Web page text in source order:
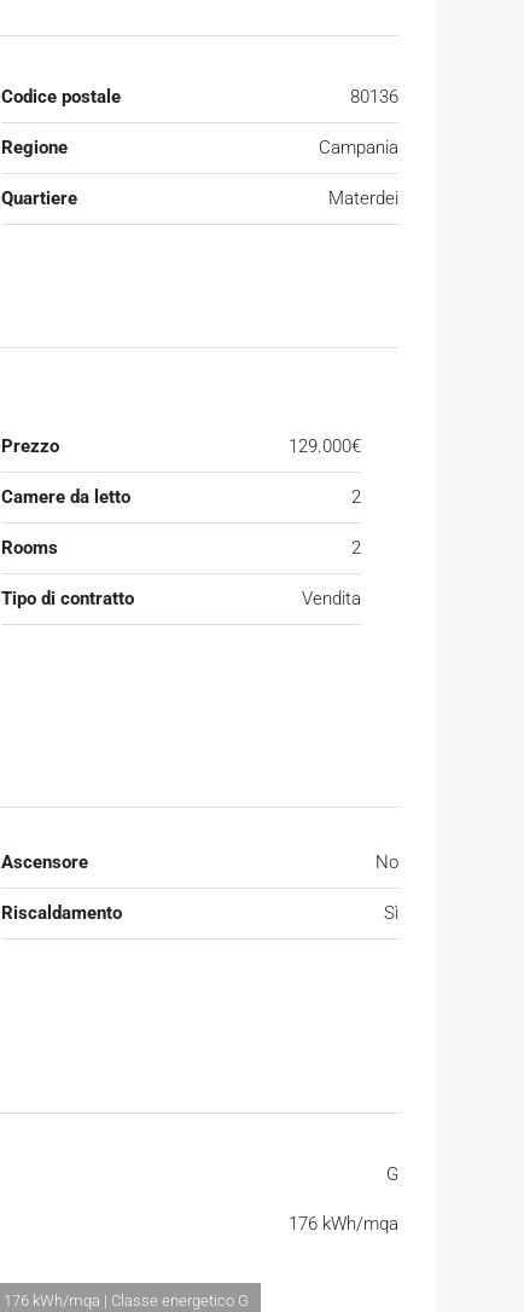
Codice postale 80136
Regione Campania
Quartiere Materdei
Prezzo 129.000€
Camere da letto 2
Rooms 2
Tipo di contratto Vendita
Ascensore No
Riscaldamento Sì
G
176 kWh/mqa
176 kWh/mqa | Classe energetico G